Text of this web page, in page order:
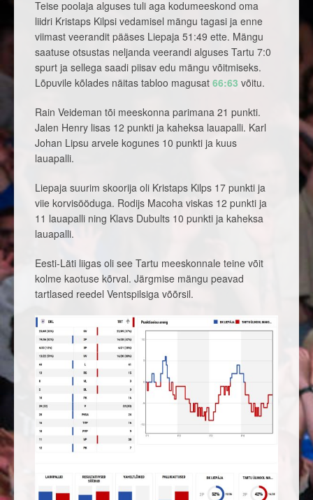
Teise poolaja alguses tuli aga kodumeeskond oma
liidri Kristaps Kilpsi vedamisel mängu tagasi ja enne
viimast veerandit pääses Liepaja 51:49 ette. Mängu
saatuse otsustas neljanda veerandi alguses Tartu 7:0
spurt ja sellega saadi piisav edu mängu võitmiseks.
Lõpuvile kõlades näitas tabloo magusat 66:63 võitu.
Rain Veideman tõi meeskonna parimana 21 punkti.
Jalen Henry lisas 12 punkti ja kaheksa lauapalli. Karl
Johan Lipsu arvele kogunes 10 punkti ja kuus
lauapalli.
Liepaja suurim skoorija oli Kristaps Kilps 17 punkti ja
viie korvisööduga. Rodijs Macoha viskas 12 punkti ja
11 lauapalli ning Klavs Dubults 10 punkti ja kaheksa
lauapalli.
Eesti-Läti liigas oli see Tartu meeskonnale teine võit
kolme kaotuse kõrval. Järgmise mängu peavad
tartlased reedel Ventspilsiga võõrsil.